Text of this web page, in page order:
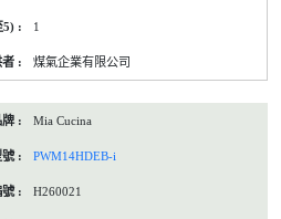
1
煤氣企業有限公司
Mia Cucina
PWM14HDEB-i
H260021